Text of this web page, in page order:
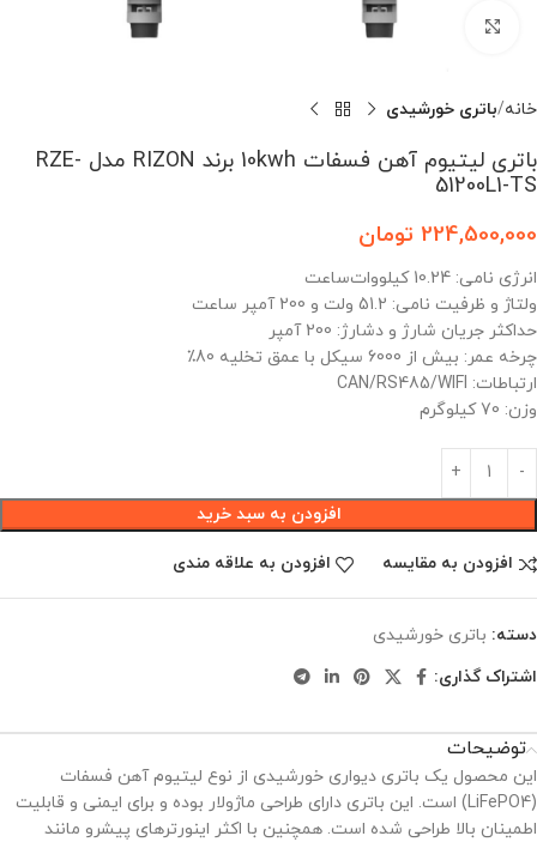
بزرگنمایی تصویر
خانه باتری خورشیدی
باتری لیتیوم آهن فسفات 10kwh برند RIZON مدل RZE-
51200L1-TS
224,500,000 تومان
انرژی نامی: 10.24 کیلووات‌ساعت
ولتاژ و ظرفیت نامی: 51.2 ولت و 200 آمپر ساعت
حداکثر جریان شارژ و دشارژ: 200 آمپر
چرخه عمر: بیش از 6000 سیکل با عمق تخلیه 80٪
ارتباطات: CAN/RS485/WIFI
وزن: 70 کیلوگرم
افزودن به سبد خرید
افزودن به مقایسه افزودن به علاقه مندی
دسته: باتری خورشیدی
اشتراک گذاری:
توضیحات
این محصول یک باتری دیواری خورشیدی از نوع لیتیوم آهن فسفات
(LiFePO4) است. این باتری دارای طراحی ماژولار بوده و برای ایمنی و قابلیت
اطمینان بالا طراحی شده است. همچنین با اکثر اینورترهای پیشرو مانند